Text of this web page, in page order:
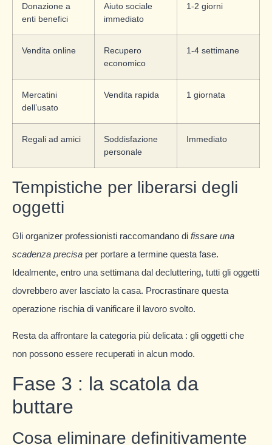
Donazione a
enti benefici
Aiuto sociale
immediato
1-2 giorni
Vendita online
Recupero
economico
1-4 settimane
Mercatini
dell’usato
Vendita rapida 1 giornata
Regali ad amici
Soddisfazione
personale
Immediato
Tempistiche per liberarsi degli
oggetti
Gli organizer professionisti raccomandano di fissare una
scadenza precisa per portare a termine questa fase.
Idealmente, entro una settimana dal decluttering, tutti gli oggetti
dovrebbero aver lasciato la casa. Procrastinare questa
operazione rischia di vanificare il lavoro svolto.
Resta da affrontare la categoria più delicata : gli oggetti che
non possono essere recuperati in alcun modo.
Fase 3 : la scatola da
buttare
Cosa eliminare definitivamente